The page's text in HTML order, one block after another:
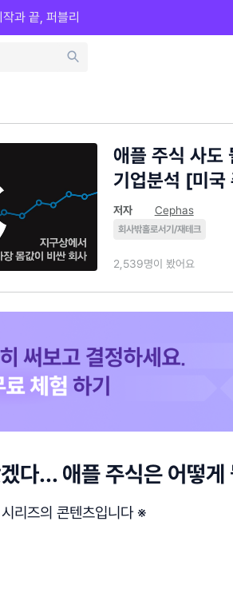
과 끝, 퍼블리
애플 주식 사도
기업분석 [미국
저자 Cephas
회사밖홀로서기/재테크
2,539명이 봤어요
다... 애플 주식은 어떻게
시리즈의 콘텐츠입니다 ※